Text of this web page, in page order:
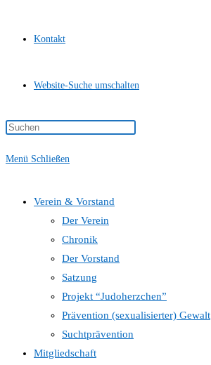
Kontakt
Website-Suche umschalten
Menü Schließen
Verein & Vorstand
Der Verein
Chronik
Der Vorstand
Satzung
Projekt “Judoherzchen”
Prävention (sexualisierter) Gewalt
Suchtprävention
Mitgliedschaft